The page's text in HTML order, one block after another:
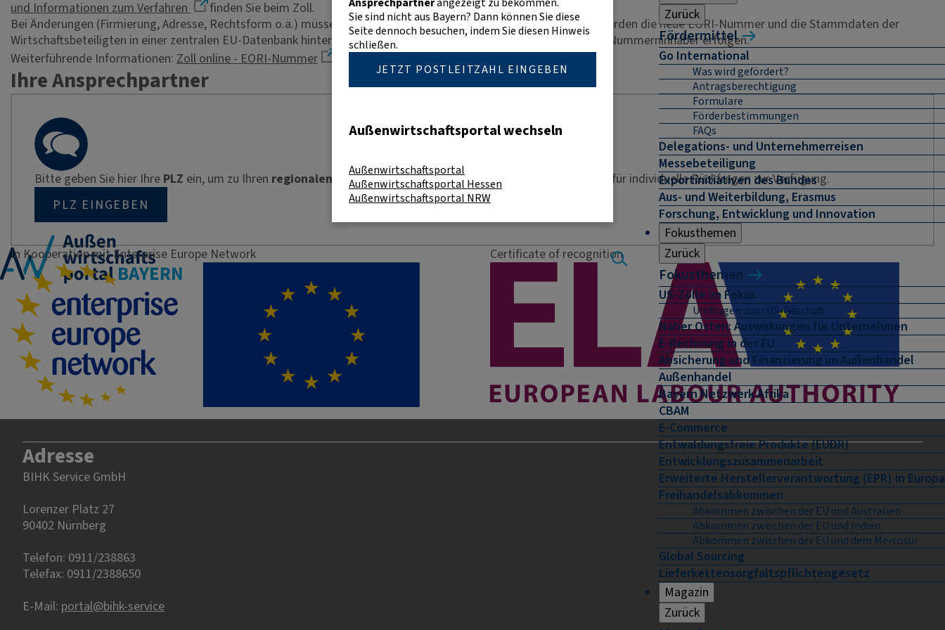
Zurück
Fördermittel
Go International
Was wird gefördert?
Antragsberechtigung
Formulare
Förderbestimmungen
FAQs
Delegations- und Unternehmerreisen
Messebeteiligung
Exportinitiativen des Bundes
Aus- und Weiterbildung, Erasmus
Forschung, Entwicklung und Innovation
Fokusthemen
Zurück
Fokusthemen
US-Zölle im Fokus
Umfragen zum US-Geschäft
Naher Osten: Auswirkungen für Unternehmen
E-Rechnung in der EU
Absicherung und Finanzierung im Außenhandel
Außenhandel
Bayern Netzwerk Afrika
CBAM
E-Commerce
Entwaldungsfreie Produkte (EUDR)
Entwicklungszusammenarbeit
Erweiterte Herstellerverantwortung (EPR) in Europa
Freihandelsabkommen
Abkommen zwischen der EU und Australien
Abkommen zwischen der EU und Indien
Abkommen zwischen der EU und dem Mercosur
Global Sourcing
Lieferkettensorgfaltspflichtengesetz
Magazin
Zurück
und Informationen zum Verfahren
finden Sie beim Zoll.
Bei Änderungen (Firmierung, Adresse, Rechtsform o.ä.) müssen Sie die Stammdaten aktualisieren. Anschließend werden die neue EORI-Nummer und die Stammdaten der
Wirtschaftsbeteiligten in einer zentralen EU-Datenbank hinterlegt. Dies kann nur nach schriftlicher Einwilligung der Nummerninhaber erfolgen.
Weiterführende Informationen: Zoll online - EORI-Nummer
Ihre Ansprechpartner
Bitte geben Sie hier Ihre PLZ ein, um zu Ihren regionalen Ansprechpartnernzu gelangen. Diese stehen Ihnen für individuelle Rückfragen zur Verfügung.
PLZ EINGEBEN
In Kooperation mit Enterprise Europe Network Certificate of recognition
Adresse
BIHK Service GmbH
Lorenzer Platz 27
90402 Nürnberg‎‎
Telefon: 0911/238863
Telefax: 0911/2388650
E-Mail: portal@bihk-service
Sie sind nicht aus Bayern? Dann können Sie diese
Seite dennoch besuchen, indem Sie diesen Hinweis
schließen.
JETZT POSTLEITZAHL EINGEBEN
Außenwirtschaftsportal wechseln
Außenwirtschaftsportal
Außenwirtschaftsportal Hessen
Außenwirtschaftsportal NRW